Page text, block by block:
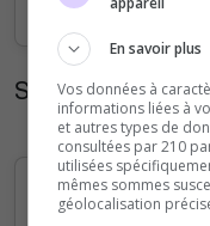
Statistiques
5
En savoir plus
Vos données à
informations liées à
et autres types de
consultées par 210
utilisées
mêmes sommes
géolocalisation